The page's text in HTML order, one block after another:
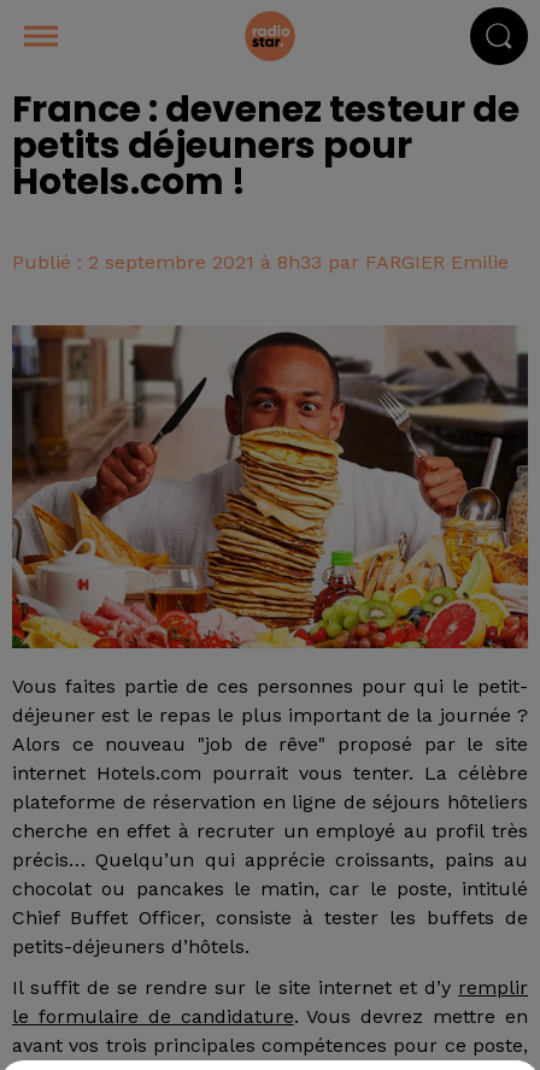
France : devenez testeur de
petits déjeuners pour
Hotels.com !
Publié : 2 septembre 2021 à 8h33 par FARGIER Emilie
Vous faites partie de ces personnes pour qui le petit-
déjeuner est le repas le plus important de la journée ?
Alors ce nouveau "job de rêve" proposé par le site
internet Hotels.com pourrait vous tenter. La célèbre
plateforme de réservation en ligne de séjours hôteliers
cherche en effet à recruter un employé au profil très
précis… Quelqu’un qui apprécie croissants, pains au
chocolat ou pancakes le matin, car le poste, intitulé
Chief Buffet Officer, consiste à tester les buffets de
petits-déjeuners d’hôtels.
Il suffit de se rendre sur le site internet et d’y remplir
le formulaire de candidature. Vous devrez mettre en
avant vos trois principales compétences pour ce poste,